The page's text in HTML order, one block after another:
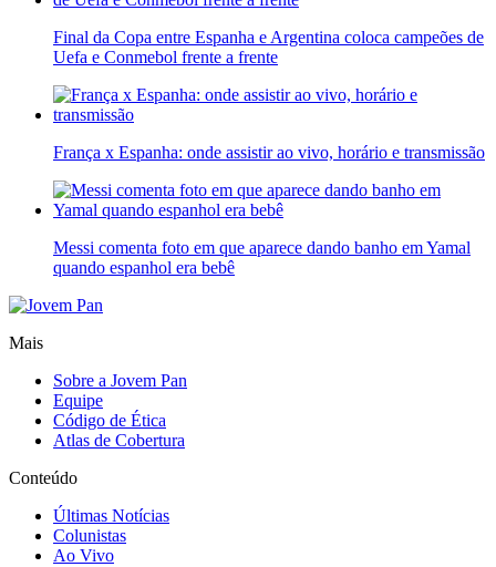
Final da Copa entre Espanha e Argentina coloca campeões de
Uefa e Conmebol frente a frente
França x Espanha: onde assistir ao vivo, horário e transmissão
Messi comenta foto em que aparece dando banho em Yamal
quando espanhol era bebê
Mais
Sobre a Jovem Pan
Equipe
Código de Ética
Atlas de Cobertura
Conteúdo
Últimas Notícias
Colunistas
Ao Vivo